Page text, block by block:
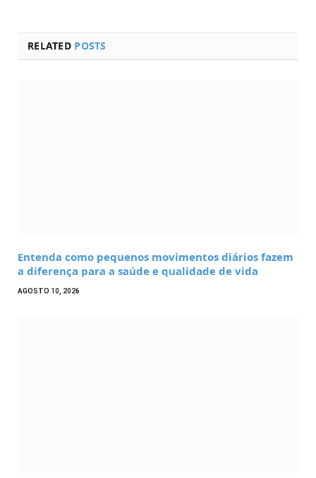
RELATED POSTS
Entenda como pequenos movimentos diários fazem
a diferença para a saúde e qualidade de vida
AGOSTO 10, 2026